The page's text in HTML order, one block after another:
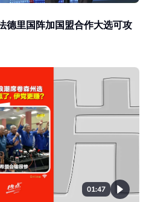
德里国阵加国盟合作大选可攻
01:47